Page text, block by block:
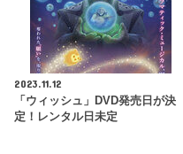
2023.11.12
「ウィッシュ」DVD発売日が決
定！レンタル日未定